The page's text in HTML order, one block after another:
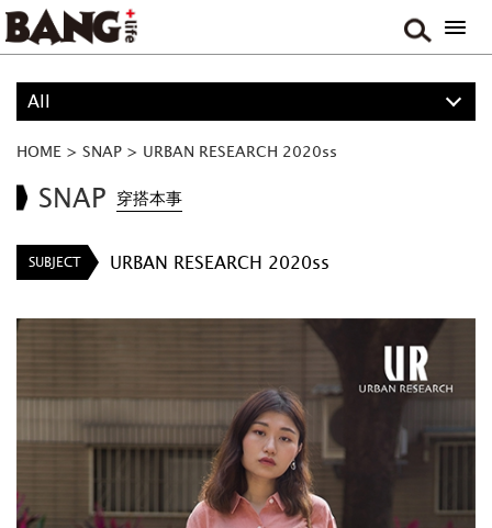
All
BOY
HOME > SNAP > URBAN RESEARCH 2020ss
SNAP 穿搭本事
SUBJECT URBAN RESEARCH 2020ss